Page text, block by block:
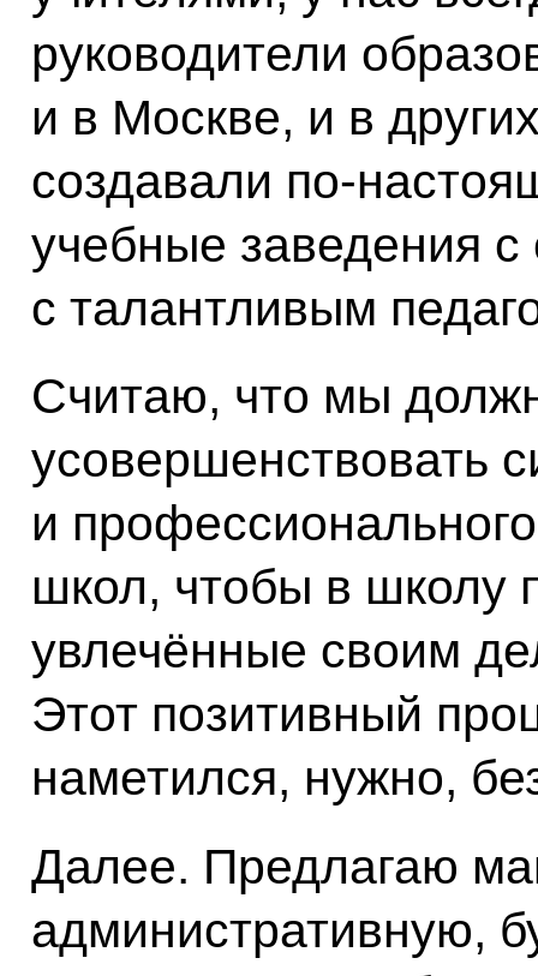
руководители
и в Москве, и в
создавали
учебные заведения
с талантливым
Считаю, что мы
усовершенствовать
и
школ, чтобы в школу
увлечённые своим
Этот позитивный
наметился, нужно,
Далее. Предлагаю
административную,